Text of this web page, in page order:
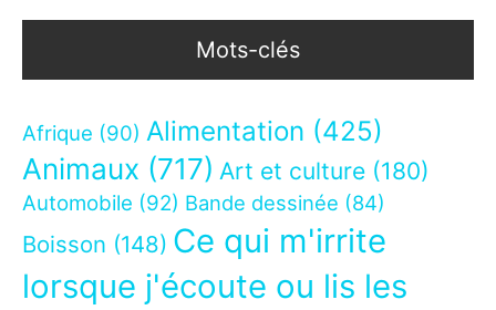
Mots-clés
Afrique (90) Alimentation (425)
Animaux (717) Art et culture (180)
Automobile (92) Bande dessinée (84)
Boisson (148) Ce qui m'irrite
lorsque j'écoute ou lis les